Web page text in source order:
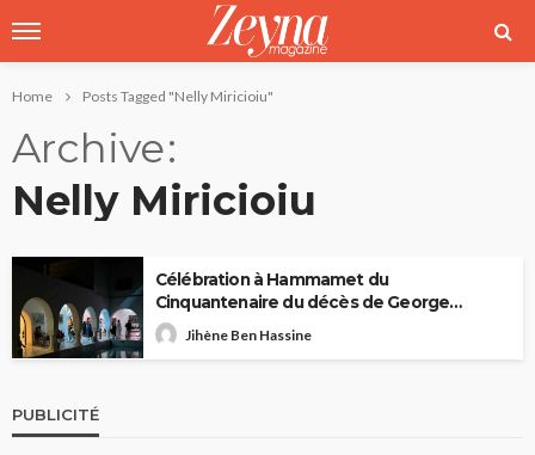
Home Posts Tagged "Nelly Miricioiu"
Archive
Nelly Miricioiu
Célébration à Hammamet du
Cinquantenaire du décès de George
Sebastian Ghika
Jihène Ben Hassine
PUBLICITÉ